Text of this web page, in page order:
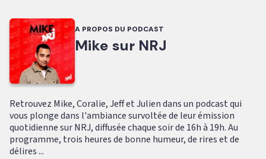
A PROPOS DU PODCAST
Mike sur NRJ
Retrouvez Mike, Coralie, Jeff et Julien dans un podcast qui
vous plonge dans l'ambiance survoltée de leur émission
quotidienne sur NRJ, diffusée chaque soir de 16h à 19h. Au
programme, trois heures de bonne humeur, de rires et de
délires ...